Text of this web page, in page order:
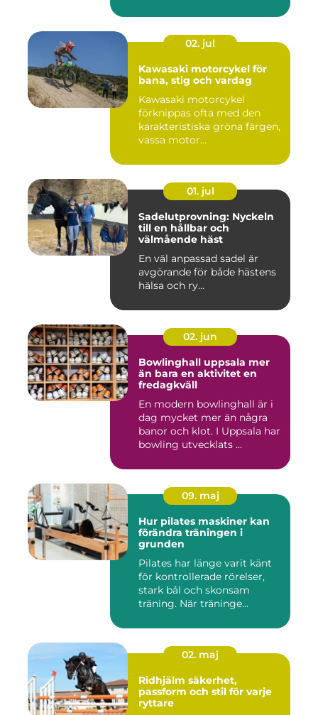
02. jul
Kawasaki motorcykel för
bana, stig och vardag
Kawasaki motorcykel
förknippas ofta med den
karakteristiska gröna färgen,
vassa motor...
01. jul
Sadelutprovning: Nyckeln
till en hållbar och
välmående häst
En väl anpassad sadel är
avgörande för både hästens
hälsa och ry...
02. jun
Bowlinghall uppsala mer
än bara en aktivitet en
fredagkväll
En modern bowlinghall är i
dag mycket mer än några
banor och klot. I Uppsala har
bowling utvecklats ...
09. maj
Hur pilates maskiner kan
förändra träningen i
grunden
Pilates har länge varit känt
för kontrollerade rörelser,
stark bål och skonsam
träning. När träninge...
02. maj
Ridhjälm säkerhet,
passform och stil för varje
ryttare